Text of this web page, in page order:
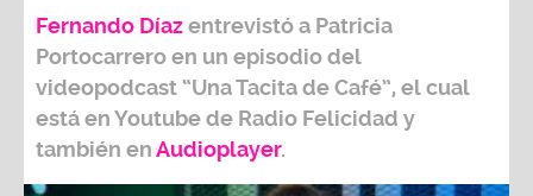
Fernando Díazentrevistó a Patricia
Portocarreroen un episodio del
videopodcast “Una Tacita de Café”, el cual
está en Youtube de Radio Felicidad y
también enAudioplayer.